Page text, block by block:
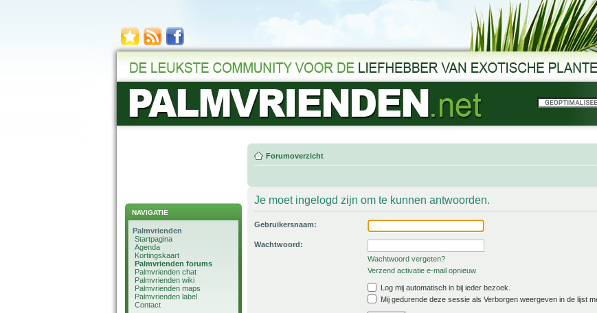
NAVIGATIE
Palmvrienden
Startpagina
Agenda
Kortingskaart
Palmvrienden forums
Palmvrienden chat
Palmvrienden wiki
Palmvrienden maps
Palmvrienden label
Contact
Forumoverzicht
Je moet ingelogd zijn om te kunnen antwoorden.
Gebruikersnaam:
Wachtwoord:
Wachtwoord vergeten?
Verzend activatie e-mail opnieuw
Log mij automatisch in bij ieder bezoek.
Mij gedurende deze sessie als Verborgen weergeven in de lijst